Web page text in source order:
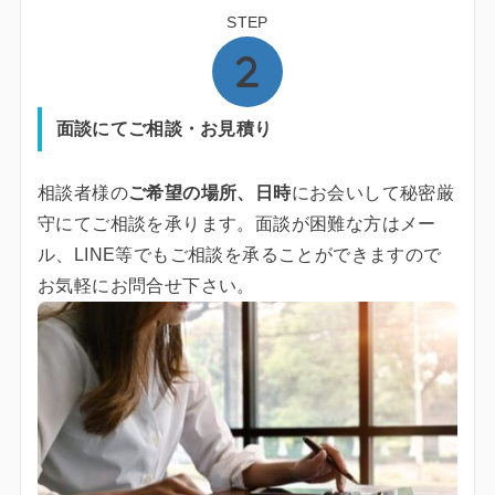
STEP
面談にてご相談・お見積り
相談者様のご希望の場所、日時にお会いして秘密厳
守にてご相談を承ります。面談が困難な方はメー
ル、LINE等でもご相談を承ることができますので
お気軽にお問合せ下さい。